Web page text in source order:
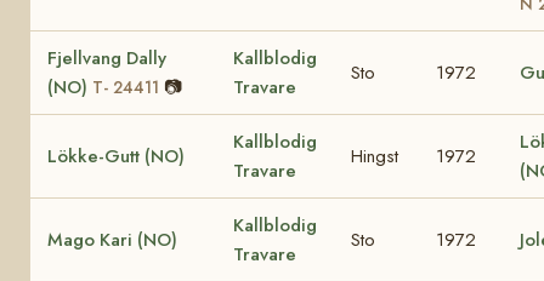
Fjellvang Dally
(NO) T- 24411 📷
Kallblodig
Travare
Sto 1972
Lökke-Gutt (NO)
Kallblodig
Travare
Hingst 1972
Mago Kari (NO)
Kallblodig
Travare
Sto 1972